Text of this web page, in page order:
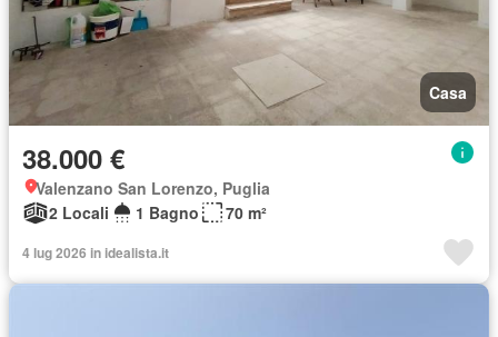
Casa
38.000 €
Valenzano San Lorenzo, Puglia
2 Locali
1 Bagno 70 m²
4 lug 2026 in idealista.it